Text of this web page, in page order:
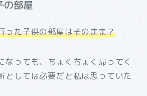
の部屋
った子供の部屋はそのまま？
なっても、ちょくちょく帰ってく
としては必要だと私は思っていた